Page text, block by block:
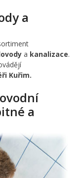
a
a kanalizace.
Kuřim.
a